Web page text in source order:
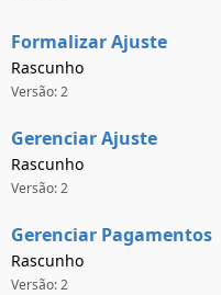
Formalizar Ajuste
Rascunho
Versão: 2
Gerenciar Ajuste
Rascunho
Versão: 2
Gerenciar Pagamentos
Rascunho
Versão: 2